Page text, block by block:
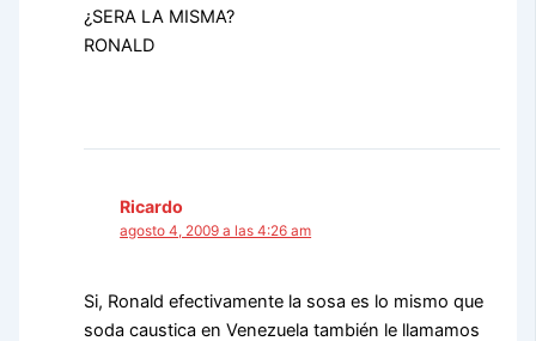
¿SERA LA MISMA?
RONALD
Ricardo
agosto 4, 2009 a las 4:26 am
Si, Ronald efectivamente la sosa es lo mismo que
soda caustica en Venezuela también le llamamos